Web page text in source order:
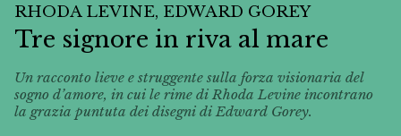
RHODA LEVINE, EDWARD GOREY
Tre signore in riva al mare
Un racconto lieve e struggente sulla forza visionaria del
sogno d’amore, in cui le rime di Rhoda Levine incontrano
la grazia puntuta dei disegni di Edward Gorey.